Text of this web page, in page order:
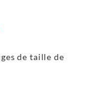
de taille de